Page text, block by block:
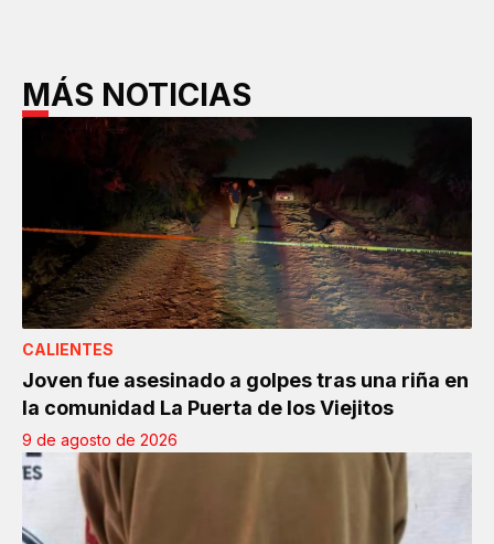
MÁS NOTICIAS
CALIENTES
Joven fue asesinado a golpes tras una riña en
la comunidad La Puerta de los Viejitos
9 de agosto de 2026